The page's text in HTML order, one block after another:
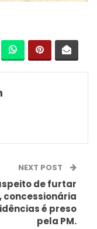
NEXT POST
de furtar
concessionária
é preso
pela PM.